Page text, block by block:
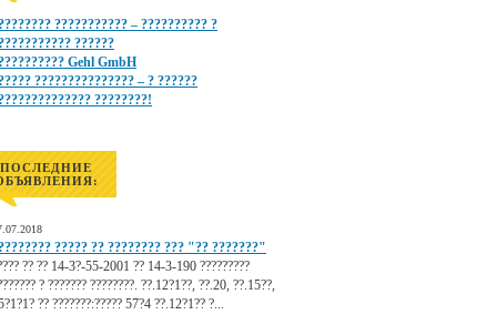
??????????? – ?????????? ?
??????
Gehl GmbH
??????????????? – ? ??????
????????!
ПОСЛЕДНИЕ
????? ?? ???????? ??? "?? ???????"
?? ?? 14-3?-55-2001 ?? 14-3-190 ?????????
? ??????? ????????. ??.12?1??, ??.20, ??.15??,
?? ???????:????? 57?4 ??.12?1?? ?...